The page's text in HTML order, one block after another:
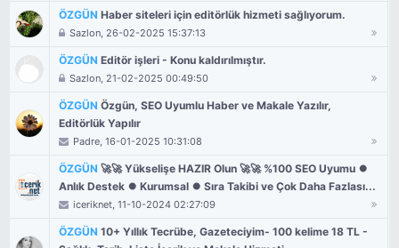
ÖZGÜNHaber siteleri için editörlük hizmeti sağlıyorum.
Sazlon, 26-02-2025 15:37:13
ÖZGÜNEditör işleri - Konu kaldırılmıştır.
Sazlon, 21-02-2025 00:49:50
ÖZGÜNÖzgün, SEO Uyumlu Haber ve Makale Yazılır,
Editörlük Yapılır
Padre, 16-01-2025 10:31:08
ÖZGÜN🚀🚀 Yükselişe HAZIR Olun 🚀🚀 %100 SEO Uyumu ⏺
Anlık Destek ⏺ Kurumsal ⏺ Sıra Takibi ve Çok Daha Fazlası...
iceriknet, 11-10-2024 02:27:09
ÖZGÜN10+ Yıllık Tecrübe, Gazeteciyim- 100 kelime 18 TL -